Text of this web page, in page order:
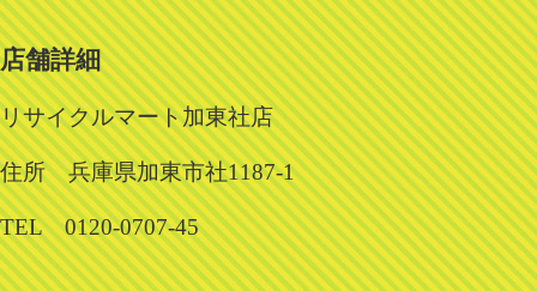
店舗詳細
リサイクルマート加東社店
住所 兵庫県加東市社1187-1
TEL 0120-0707-45